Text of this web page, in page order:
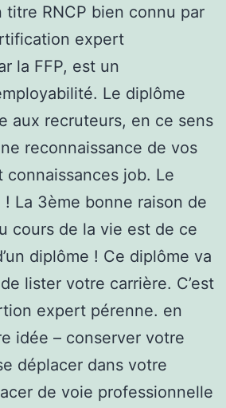
titre RNCP bien connu par
expert
la FFP, est un
Le diplôme
aux recruteurs, en ce sens
reconnaissance de vos
connaissances job. Le
! La 3ème bonne raison de
cours de la vie est de ce
diplôme ! Ce diplôme va
lister votre carrière. C’est
expert pérenne. en
idée – conserver votre
déplacer dans votre
de voie professionnelle